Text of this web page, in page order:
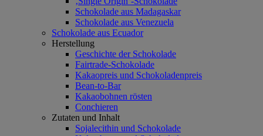
Schokolade aus Madagaskar
Schokolade aus Venezuela
Schokolade aus Ecuador
Herstellung
Geschichte der Schokolade
Fairtrade-Schokolade
Kakaopreis und Schokoladenpreis
Bean-to-Bar
Kakaobohnen rösten
Conchieren
Zutaten und Inhalt
Sojalecithin und Schokolade